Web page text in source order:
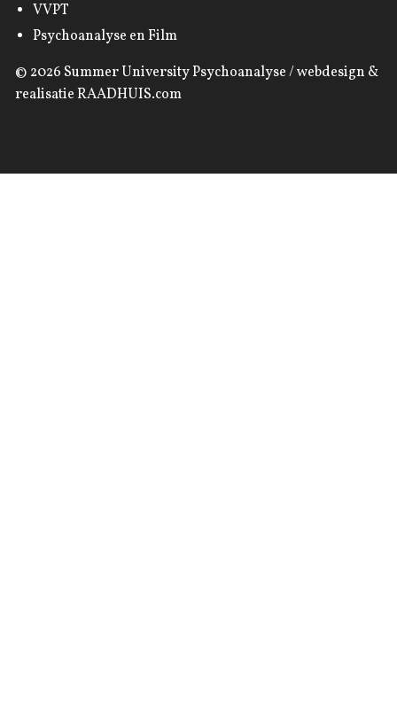
VVPT
Psychoanalyse en Film
© 2026 Summer University Psychoanalyse/ webdesign &
realisatieRAADHUIS.com